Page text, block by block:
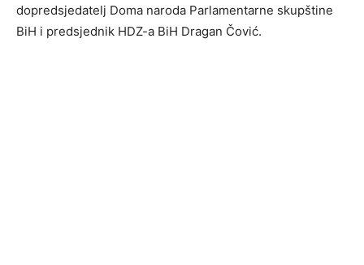
dopredsjedatelj Doma naroda Parlamentarne skupštine
BiH i predsjednik HDZ-a BiH Dragan Čović.